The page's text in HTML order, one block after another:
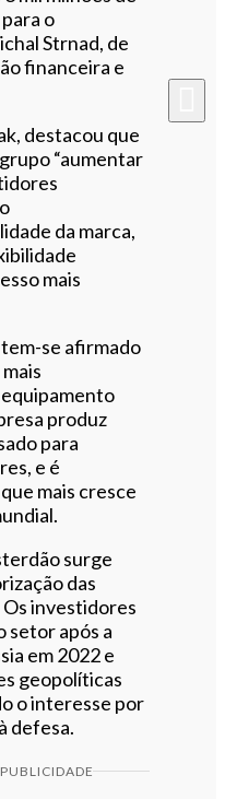
o
Strnad, de
financeira e
destacou que
“aumentar
da marca,
mais
tem-se afirmado
produz
para
e é
mais cresce
surge
das
Os investidores
setor após a
em 2022 e
geopolíticas
o interesse por
defesa.